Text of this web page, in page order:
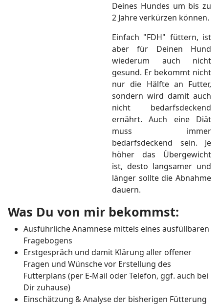
Deines Hundes um bis zu
2 Jahre verkürzen können.
Einfach "FDH" füttern, ist
aber für Deinen Hund
wiederum auch nicht
gesund. Er bekommt nicht
nur die Hälfte an Futter,
sondern wird damit auch
nicht bedarfsdeckend
ernährt. Auch eine Diät
muss immer
bedarfsdeckend sein. Je
höher das Übergewicht
ist, desto langsamer und
länger sollte die Abnahme
dauern.
Was Du von mir bekommst:
Ausführliche Anamnese mittels eines ausfüllbaren
Fragebogens
Erstgespräch und damit Klärung aller offener
Fragen und Wünsche vor Erstellung des
Futterplans (per E-Mail oder Telefon, ggf. auch bei
Dir zuhause)
Einschätzung & Analyse der bisherigen Fütterung